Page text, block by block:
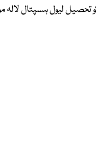
لیول ہسپتال لالہ